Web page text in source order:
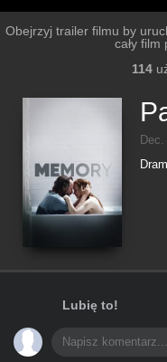
Obejrzyj trailer filmu by
cały film
114
Lubię to!